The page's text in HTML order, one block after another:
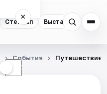
Стендап Выставки
×
☾
События Путешествие